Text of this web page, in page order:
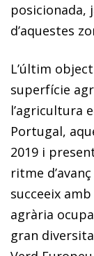
posicionada,
d’aquestes
L’últim
superfície
l’agricultura
Portugal,
2019 i
ritme
succeeix
agrària
gran